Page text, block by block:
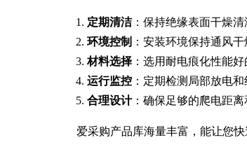
定期清洁：保持绝缘表面干燥
环境控制 ：安装环境保持通风
材料选择 ：选用耐电痕化性能
运行监控 ：定期检测局部放电
合理设计：确保足够的爬电距
爱采购产品库海量丰富，能让您